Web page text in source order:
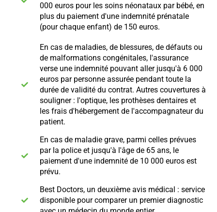
000 euros pour les soins néonataux par bébé, en
plus du paiement d'une indemnité prénatale
(pour chaque enfant) de 150 euros.
En cas de maladies, de blessures, de défauts ou
de malformations congénitales, l'assurance
verse une indemnité pouvant aller jusqu'à 6 000
euros par personne assurée pendant toute la
durée de validité du contrat. Autres couvertures à
souligner : l'optique, les prothèses dentaires et
les frais d'hébergement de l'accompagnateur du
patient.
En cas de maladie grave, parmi celles prévues
par la police et jusqu'à l'âge de 65 ans, le
paiement d'une indemnité de 10 000 euros est
prévu.
Best Doctors, un deuxième avis médical : service
disponible pour comparer un premier diagnostic